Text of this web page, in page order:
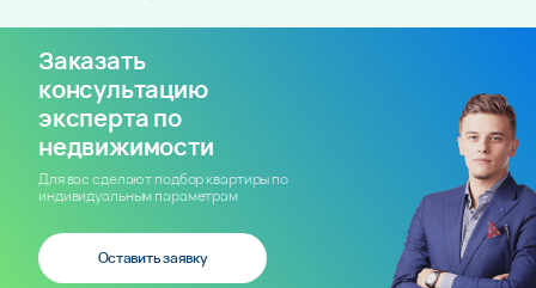
Заказать
консультацию
эксперта по
недвижимости
Для вас сделают подбор квартиры по
индивидуальным параметрам
Оставить заявку